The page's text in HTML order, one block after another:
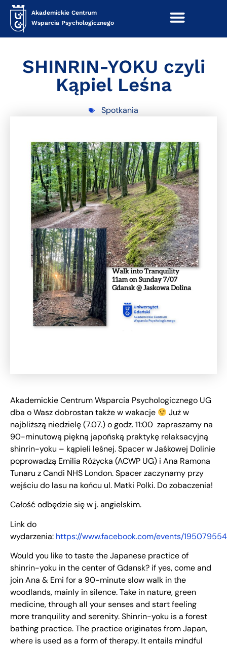
Akademickie Centrum
Wsparcia Psychologicznego
SHINRIN-YOKU czyli
Kąpiel Leśna
Spotkania
Akademickie Centrum Wsparcia Psychologicznego UG
dba o Wasz dobrostan także w wakacje
Już w
najbliższą niedzielę (7.07.) o godz. 11:00 zapraszamy na
90-minutową piękną japońską praktykę relaksacyjną
shinrin-yoku – kąpieli leśnej. Spacer w Jaśkowej Dolinie
poprowadzą Emilia Różycka (ACWP UG) i Ana Ramona
Tunaru z Candi NHS London. Spacer zaczynamy przy
wejściu do lasu na końcu ul. Matki Polki. Do zobaczenia!
Całość odbędzie się w j. angielskim.
Link do
wydarzenia: https://www.facebook.com/events/
Would you like to taste the Japanese practice of
shinrin-yoku in the center of Gdansk? if yes, come and
join Ana & Emi for a 90-minute slow walk in the
woodlands, mainly in silence. Take in nature, green
medicine, through all your senses and start feeling
more tranquility and serenity. Shinrin-yoku is a forest
bathing practice. The practice originates from Japan,
where is used as a form of therapy. It entails mindful